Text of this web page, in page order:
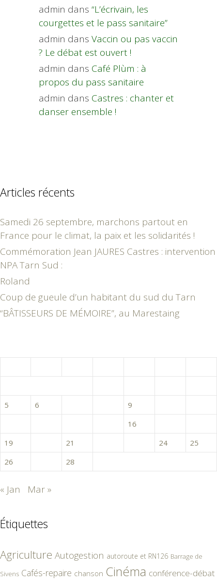
admin dans “L’écrivain, les
courgettes et le pass sanitaire”
admin dans Vaccin ou pas vaccin
? Le débat est ouvert !
admin dans Café Plùm : à
propos du pass sanitaire
admin dans Castres : chanter et
danser ensemble !
Articles récents
Samedi 26 septembre, marchons partout en
France pour le climat, la paix et les solidarités !
Commémoration Jean JAURES Castres : intervention
NPA Tarn Sud :
Roland
Coup de gueule d’un habitant du sud du Tarn
“BÂTISSEURS DE MÉMOIRE”, au Marestaing
5
6 9
16
19
21 24
25
26
28
« Jan Mar »
Étiquettes
Agriculture Autogestion autoroute et RN126 Barrage de
Sivens Cafés-repaire chanson Cinéma conférence-débat